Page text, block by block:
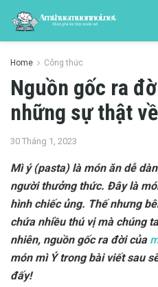
Home Công thức
Nguồn gốc ra
những sự thật
30 Tháng 1, 2023
Mì ý (pasta) là món ăn dễ
người thưởng thức. Đây là
hình chiếc ủng. Thế nhưng
chứa nhiều thú vị mà chúng
nhiên, nguồn gốc ra đời của
món mì Ý trong bài viết sau
đấy!